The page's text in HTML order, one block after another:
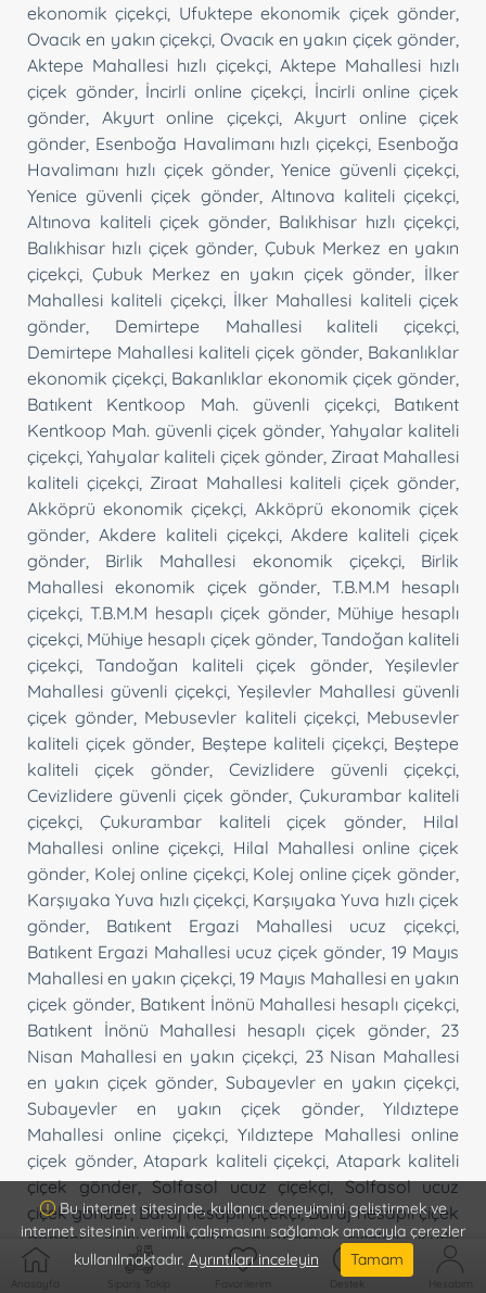
ekonomik çiçekçi Ufuktepe ekonomik çiçek gönder
Ovacık en yakın çiçekçi Ovacık en yakın çiçek gönder
Aktepe Mahallesi hızlı çiçekçi, Aktepe Mahallesi hızlı
çiçek gönder, İncirli online çiçekçi, İncirli online çiçek
gönder
Akyurt online çiçekçi, Akyurt online çiçek
gönder Esenboğa Havalimanı hızlı çiçekçi Esenboğa
Havalimanı hızlı çiçek gönder ,Yenice güvenli çiçekçi
Yenice güvenli çiçek gönder, Altınova kaliteli çiçekçi
Altınova kaliteli çiçek gönder Balıkhisar hızlı çiçekçi
Balıkhisar hızlı çiçek gönder Çubuk Merkez en yakın
çiçekçi Çubuk Merkez en yakın çiçek gönder
İlker
Mahallesi kaliteli çiçekçi, İlker Mahallesi kaliteli çiçek
gönder
Demirtepe Mahallesi kaliteli çiçekçi
Demirtepe Mahallesi kaliteli çiçek gönder Bakanlıklar
ekonomik çiçekçi Bakanlıklar ekonomik çiçek gönder
Batıkent Kentkoop Mah. güvenli çiçekçi, Batıkent
Kentkoop Mah. güvenli çiçek gönder Yahyalar kaliteli
çiçekçi ,Yahyalar kaliteli çiçek gönder, Ziraat Mahallesi
kaliteli çiçekçi, Ziraat Mahallesi kaliteli çiçek gönder
Akköprü ekonomik çiçekçi Akköprü ekonomik çiçek
gönder Akdere kaliteli çiçekçi,Akdere kaliteli çiçek
gönder
Birlik Mahallesi ekonomik çiçekçi, Birlik
Mahallesi ekonomik çiçek gönder ,T.B.M.M hesaplı
çiçekçi T.B.M.M hesaplı çiçek gönder Mühiye hesaplı
çiçekçi Mühiye hesaplı çiçek gönder, Tandoğan kaliteli
çiçekçi ,Tandoğan kaliteli çiçek gönder,Yeşilevler
Mahallesi güvenli çiçekçi Yeşilevler Mahallesi güvenli
çiçek gönder Mebusevler kaliteli çiçekçi, Mebusevler
kaliteli çiçek gönder Beştepe kaliteli çiçekçi, Beştepe
kaliteli çiçek gönder
Cevizlidere güvenli çiçekçi
Cevizlidere güvenli çiçek gönder Çukurambar kaliteli
çiçekçi
Çukurambar kaliteli çiçek gönder
Hilal
Mahallesi online çiçekçi
Hilal Mahallesi online çiçek
gönder Kolej online çiçekçi, Kolej online çiçek gönder
Karşıyaka Yuva hızlı çiçekçi, Karşıyaka Yuva hızlı çiçek
gönder
Batıkent Ergazi Mahallesi ucuz çiçekçi
Batıkent Ergazi Mahallesi ucuz çiçek gönder 19 Mayıs
Mahallesi en yakın çiçekçi 19 Mayıs Mahallesi en yakın
çiçek gönder, Batıkent İnönü Mahallesi hesaplı çiçekçi
Batıkent İnönü Mahallesi hesaplı çiçek gönder, 23
Nisan Mahallesi en yakın çiçekçi, 23 Nisan Mahallesi
en yakın çiçek gönder Subayevler en yakın çiçekçi
Subayevler en yakın çiçek gönder,Yıldıztepe
Mahallesi online çiçekçi,Yıldıztepe Mahallesi online
çiçek gönder, Atapark kaliteli çiçekçi Atapark kaliteli
çiçek gönder,Solfasol ucuz çiçekçi,Solfasol ucuz
çiçek gönder, Baraj hesaplı çiçekçi,Baraj hesaplı çiçek
gönder,Kutlu Mahallesi ekonomik çiçekçi,Kutlu
Mahallesi ekonomik çiçek gönder
, Şahap Gürler
Anasayfa Sipariş Takip Favorilerim Destek Hesabım
Bu internet sitesinde, kullanıcı deneyimini geliştirmek ve
internet sitesinin verimli çalışmasını sağlamak amacıyla çerezler
kullanılmaktadır. Ayrıntıları inceleyin Tamam